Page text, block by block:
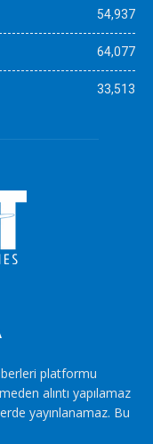
54,937
64,077
33,513
platformu
alıntı yapılamaz
yayınlanamaz. Bu